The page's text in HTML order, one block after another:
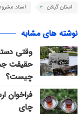
استان گیلان اسناد
نوشته های مشابه
وقتی
حقیقت
چیست؟
فراخوان
چای